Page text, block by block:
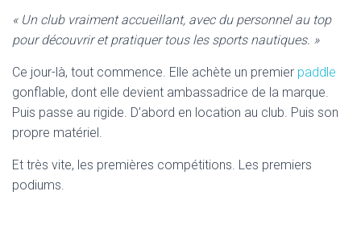
« Un club vraiment accueillant, avec du personnel au top
pour découvrir et pratiquer tous les sports nautiques. »
Ce jour-là, tout commence. Elle achète un premier paddle
gonflable, dont elle devient ambassadrice de la marque.
Puis passe au rigide. D’abord en location au club. Puis son
propre matériel.
Et très vite, les premières compétitions. Les premiers
podiums.